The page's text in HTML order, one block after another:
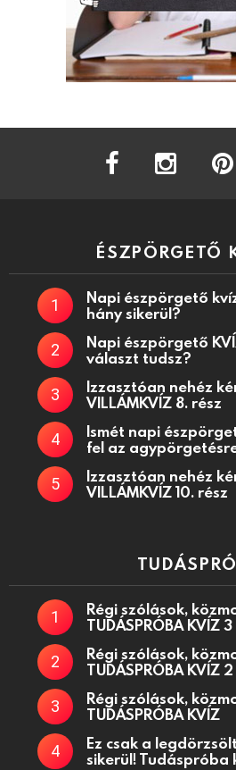
facebook instagram
ÉSZPÖRGETŐ
Napi észpörgető
hány sikerül?
Napi észpörgető
választ tudsz?
Izzasztóan nehéz
VILLÁMKVÍZ 8. rész
Ismét napi
fel az
Izzasztóan nehéz
VILLÁMKVÍZ 10. rész
Régi szólások,
TUDÁSPRÓBA KVÍZ
Régi szólások,
TUDÁSPRÓBA KVÍZ
Régi szólások,
TUDÁSPRÓBA KVÍZ
Ez csak a
sikerül! Tudáspróba